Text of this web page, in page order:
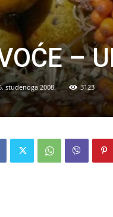
–
studenoga 2008. 3123